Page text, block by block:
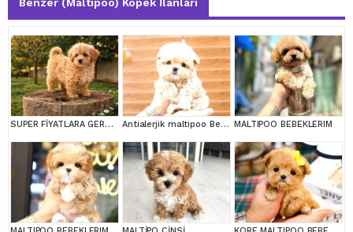
Benzer (Maltipoo) Köpek İlanları
SUPER FİYATLARA GERÇEK MALTİPOO YAVRULAR Antialerjik maltipoo Bebeklerim MALTIPOO BEBEKLERIM